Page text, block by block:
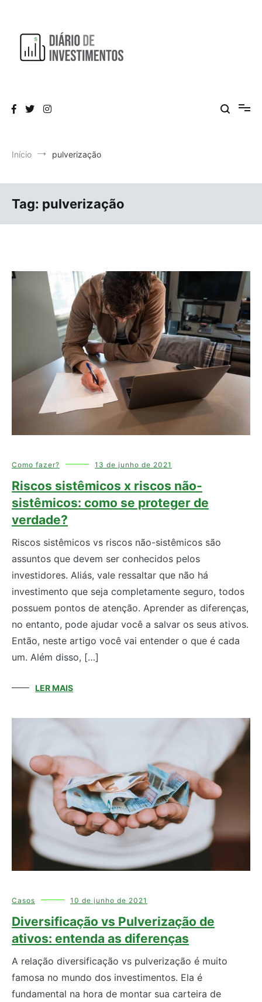
conteúdo
Início pulverização
Tag: pulverização
Como fazer? 13 de junho de 2021
Riscos sistêmicos x riscos não-
sistêmicos: como se proteger de
verdade?
Riscos sistêmicos vs riscos não-sistêmicos são
assuntos que devem ser conhecidos pelos
investidores. Aliás, vale ressaltar que não há
investimento que seja completamente seguro, todos
possuem pontos de atenção. Aprender as diferenças,
no entanto, pode ajudar você a salvar os seus ativos.
Então, neste artigo você vai entender o que é cada
um. Além disso, […]
LER MAIS
Casos 10 de junho de 2021
Diversificação vs Pulverização de
ativos: entenda as diferenças
A relação diversificação vs pulverização é muito
famosa no mundo dos investimentos. Ela é
fundamental na hora de montar sua carteira de